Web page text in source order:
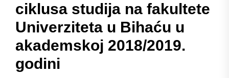
ciklusa studija na fakultete
Univerziteta u Bihaću u
akademskoj 2018/2019.
godini